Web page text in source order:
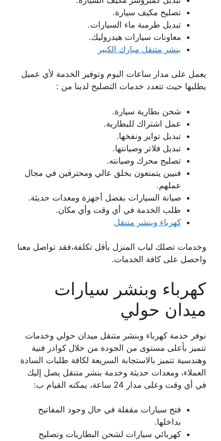
تصليح مكيف سيارة.
تبديل طرمبة ماء السيارات.
معاونات سيارات هيدروليك.
بنشر متنقل مبارك الكبير
يعمل على مدار ساعات اليوم وتوفير الخدمة لأي عميل
يطلبها حيث تتعدد خدمات التصليح لدينا من :
شحن بطارية سيارة.
عمل اشتراك للبطارية.
تبديل تواير ونفخها.
تبديل فلاتر وصيانتها.
تصليح محرك وصيانته.
فنيين يتمتعون بخلق عالي ومحترفين في مجال
عملهم.
صيانة السيارات بفضل أجهزة ومعدات حديثة.
طلب الخدمة في أي وقت وأي مكان.
كهرباء وبنشر متنقل
وخدمات تصلك لباب المنزل بأقل تكلفة،فقد تواصل معنا
واحصل على كافة الخدمات.
كهرباء وبنشر سيارات
ميدان حولي
نوفر خدمة كهرباء وبنشر متنقل ميدان حولي وخدمات
تتميز بأعلى مستوى من الجودة من خلال كوادر فنية
وهندسية تتميز بالاستجابة السريعة لكافة طلبات السادة
العملاء، ومعدات حديثة وخدمة بنشر متنقل يصل إليك
في أي وقت وعلى مدار 24 ساعة، يمكنه القيام ب:
فتح سيارات مقفلة في حال وجود المفاتيح
بداخلها.
كهربائي سيارات لشحن البطاريات وتصليح